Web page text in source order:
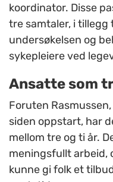
koordinator. Disse
tre samtaler, i
undersøkelsen og
sykepleiere ved
Ansatte som
Foruten
siden oppstart, har
mellom tre og ti år.
meningsfullt arbeid,
kunne gi folk et